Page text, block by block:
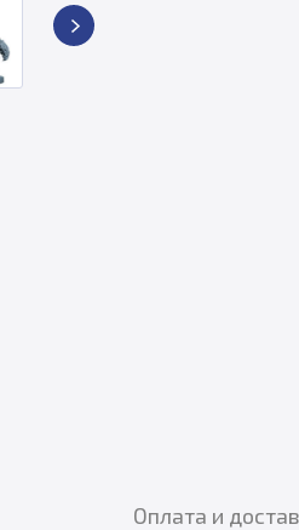
Оплата и